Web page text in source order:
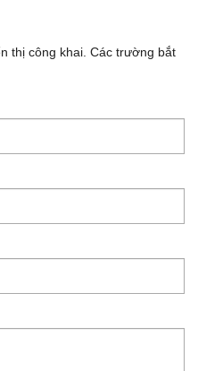
thị công khai. Các trường bắt